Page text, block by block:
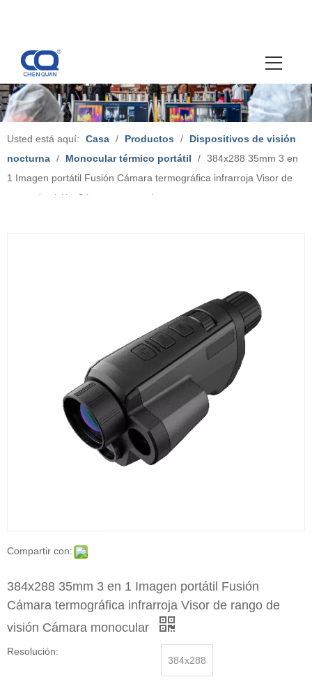
Usted está aquí: Casa / Productos /
Dispositivos de visión
nocturna / Monocular térmico portátil / 384x288 35mm 3 en
1 Imagen portátil Fusión Cámara termográfica infrarroja Visor de
rango de visión Cámara monocular
Compartir con:
384x288 35mm 3 en 1 Imagen portátil Fusión
Cámara termográfica infrarroja Visor de rango de
visión Cámara monocular
Resolución:
384x288